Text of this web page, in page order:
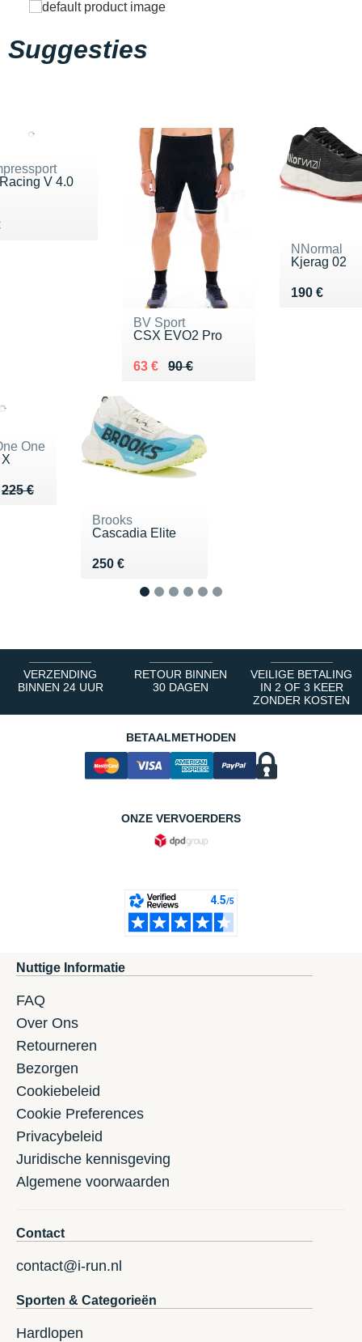
Suggesties
V 4.0
20 €
BV Sport
CSX EVO2 Pro
90 €
Au lieu de 90 €
63 €
Vendu 63 €
NNormal
Kjerag 02
190 €
Vendu 190
One
225 €225 €
€
Brooks
Cascadia Elite
250 €
Vendu 250 €
VERZENDING
BINNEN 24 UUR
RETOUR BINNEN
30 DAGEN
VEILIGE BETALING
IN 2 OF 3 KEER
ZONDER KOSTEN
BETAALMETHODEN
ONZE VERVOERDERS
Nuttige Informatie
FAQ
Over Ons
Retourneren
Bezorgen
Cookiebeleid
Cookie Preferences
Privacybeleid
Juridische kennisgeving
Algemene voorwaarden
Contact
contact@i-run.nl
Sporten & Categorieën
Hardlopen